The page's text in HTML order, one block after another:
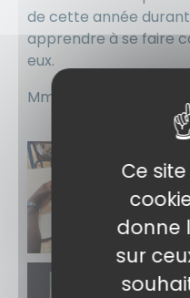
de cette année
apprendre à se faire
eux.
Mme Raynaud,
Ce
donne
sur